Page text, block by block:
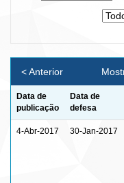
< Anterior
Data de
publicação
Data de
defesa
4-Abr-2017 30-Jan-2017